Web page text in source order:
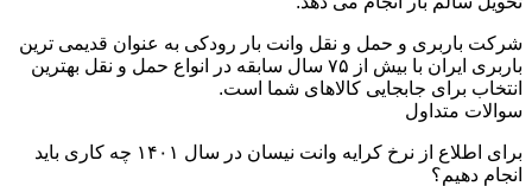
شرکت باربری و حمل و نقل وانت بار رودکی به عنوان قدیمی ترین
باربری ایران با بیش از ۷۵ سال سابقه در انواع حمل و نقل بهترین
انتخاب برای جابجایی کالاهای شما است.
سوالات متداول
برای اطلاع از نرخ کرایه وانت نیسان در سال ۱۴۰۱ چه کاری باید
انجام دهیم؟